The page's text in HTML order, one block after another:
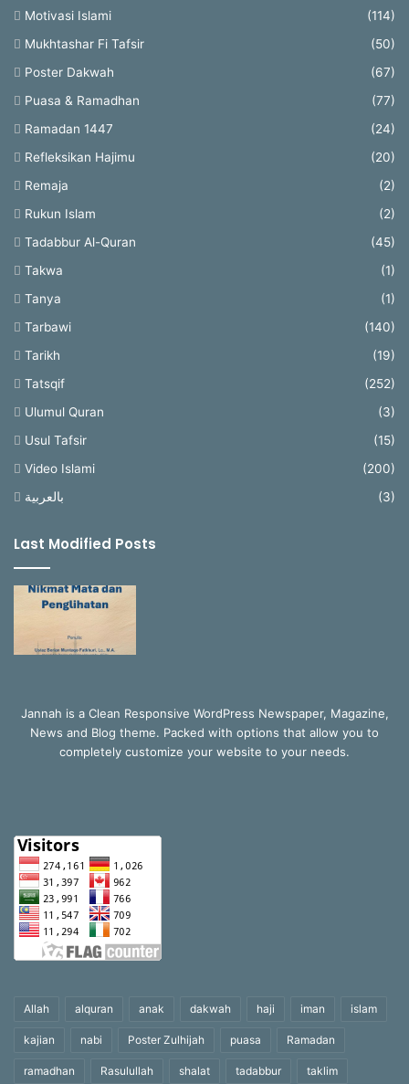
Motivasi Islami
(114)
Mukhtashar Fi Tafsir
(50)
Poster Dakwah
(67)
Puasa & Ramadhan
(77)
Ramadan 1447
(24)
Refleksikan Hajimu
(20)
Remaja
(2)
Rukun Islam
(2)
Tadabbur Al-Quran
(45)
Takwa
(1)
Tanya
(1)
Tarbawi
(140)
Tarikh
(19)
Tatsqif
(252)
Ulumul Quran
(3)
Usul Tafsir
(15)
Video Islami
(200)
بالعربية
(3)
Last Modified Posts
Jannah is a Clean Responsive WordPress Newspaper, Magazine,
News and Blog theme. Packed with options that allow you to
completely customize your website to your needs.
Allah alquran anak dakwah haji iman islam
kajian nabi Poster Zulhijah puasa Ramadan
ramadhan Rasulullah shalat tadabbur taklim